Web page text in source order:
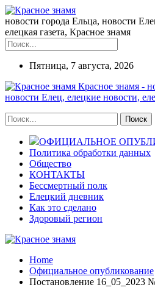
новости города Ельца, новости
елецкая газета, Красное знамя
Пятница, 7 августа, 2026
Красное знамя -
новости Елец, елецкие новости,
ОФИЦИАЛЬНОЕ
Политика обработки данных
Общество
КОНТАКТЫ
Бессмертный полк
Елецкий дневник
Как это сделано
Здоровый регион
Home
Официальное опубликование
Постановление 16_05_2023